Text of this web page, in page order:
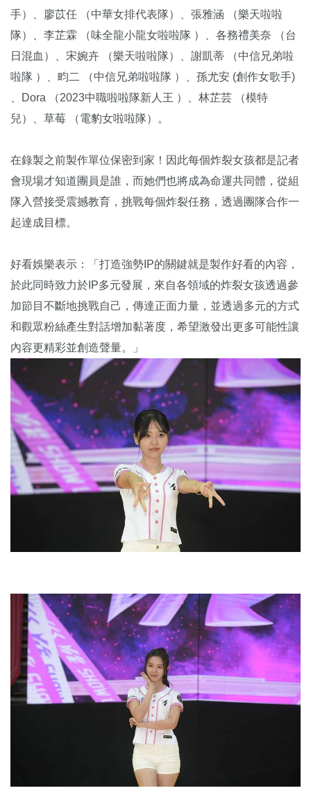
手）、廖苡任 （中華女排代表隊）、張雅涵 （樂天啦啦
隊）、李芷霖 （味全龍小龍女啦啦隊 ）、各務禮美奈 （台
日混血）、宋婉卉 （樂天啦啦隊）、謝凱蒂 （中信兄弟啦
啦隊 ）、畇二 （中信兄弟啦啦隊 ）、孫尤安 (創作女歌手)
、Dora （2023中職啦啦隊新人王 ）、林芷芸 （模特
兒）、草莓 （電豹女啦啦隊）。
在錄製之前製作單位保密到家！因此每個炸裂女孩都是記者
會現場才知道團員是誰，而她們也將成為命運共同體，從組
隊入營接受震撼教育，挑戰每個炸裂任務，透過團隊合作一
起達成目標。
好看娛樂表示：「打造強勢IP的關鍵就是製作好看的內容，
於此同時致力於IP多元發展，來自各領域的炸裂女孩透過參
加節目不斷地挑戰自己，傳達正面力量，並透過多元的方式
和觀眾粉絲產生對話增加黏著度，希望激發出更多可能性讓
內容更精彩並創造聲量。」